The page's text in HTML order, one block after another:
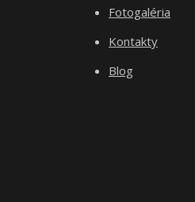
Fotogaléria
Kontakty
Blog